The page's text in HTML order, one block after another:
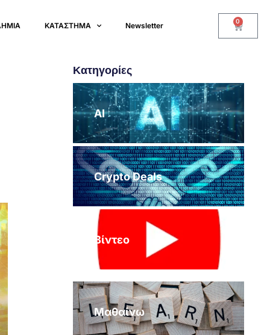
ΚΑΤΑΣΤΗΜΑ Newsletter 0
Κατηγορίες
AI
Crypto Deals
Βίντεο
Μαθαίνω